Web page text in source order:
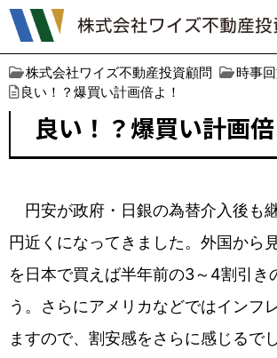
株式会社ワイズ不動産投資顧問
時事
良い！？爆買い計画倍よ！
良い！？爆買い計画倍
円安が政府・日銀の為替介入後も
円近くになってきました。外国から
を日本で買えば半年前の3～4割引き
う。さらにアメリカなどではインフ
ますので、割安感をさらに感じるで